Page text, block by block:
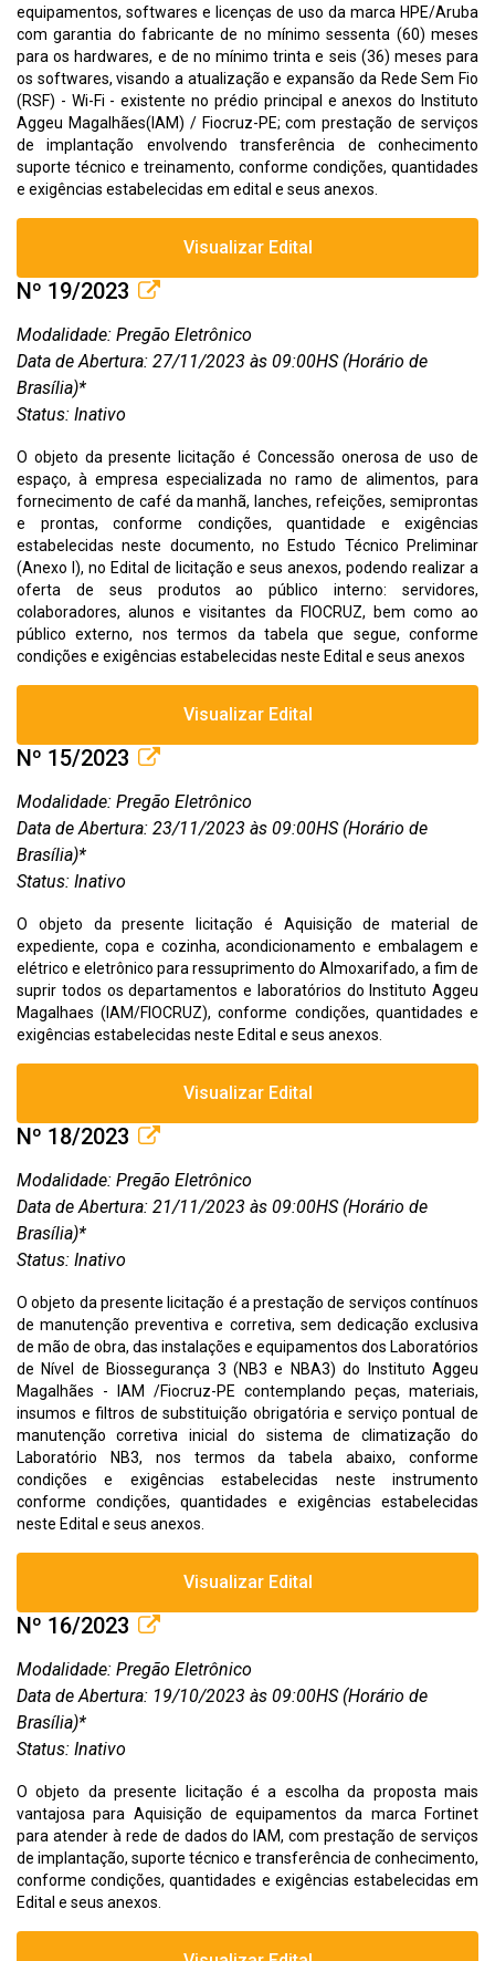
equipamentos, softwares e licenças de uso da marca HPE/Aruba
com garantia do fabricante de no mínimo sessenta (60) meses
para os hardwares, e de no mínimo trinta e seis (36) meses para
os softwares, visando a atualização e expansão da Rede Sem Fio
(RSF) - Wi-Fi - existente no prédio principal e anexos do Instituto
Aggeu Magalhães(IAM) / Fiocruz-PE; com prestação de serviços
de implantação envolvendo transferência de conhecimento
suporte técnico e treinamento, conforme condições, quantidades
e exigências estabelecidas em edital e seus anexos.
Visualizar Edital
Nº 19/2023
Modalidade: Pregão Eletrônico
Data de Abertura: 27/11/2023 às 09:00HS (Horário de
Brasília)*
Status: Inativo
O objeto da presente licitação é Concessão onerosa de uso de
espaço, à empresa especializada no ramo de alimentos, para
fornecimento de café da manhã, lanches, refeições, semiprontas
e prontas, conforme condições, quantidade e exigências
estabelecidas neste documento, no Estudo Técnico Preliminar
(Anexo I), no Edital de licitação e seus anexos, podendo realizar a
oferta de seus produtos ao público interno: servidores,
colaboradores, alunos e visitantes da FIOCRUZ, bem como ao
público externo, nos termos da tabela que segue, conforme
condições e exigências estabelecidas neste Edital e seus anexos
Visualizar Edital
Nº 15/2023
Modalidade: Pregão Eletrônico
Data de Abertura: 23/11/2023 às 09:00HS (Horário de
Brasília)*
Status: Inativo
O objeto da presente licitação é Aquisição de material de
expediente, copa e cozinha, acondicionamento e embalagem e
elétrico e eletrônico para ressuprimento do Almoxarifado, a fim de
suprir todos os departamentos e laboratórios do Instituto Aggeu
Magalhaes (IAM/FIOCRUZ), conforme condições, quantidades e
exigências estabelecidas neste Edital e seus anexos.
Visualizar Edital
Nº 18/2023
Modalidade: Pregão Eletrônico
Data de Abertura: 21/11/2023 às 09:00HS (Horário de
Brasília)*
Status: Inativo
O objeto da presente licitação é a prestação de serviços contínuos
de manutenção preventiva e corretiva, sem dedicação exclusiva
de mão de obra, das instalações e equipamentos dos Laboratórios
de Nível de Biossegurança 3 (NB3 e NBA3) do Instituto Aggeu
Magalhães - IAM /Fiocruz-PE contemplando peças, materiais,
insumos e filtros de substituição obrigatória e serviço pontual de
manutenção corretiva inicial do sistema de climatização do
Laboratório NB3, nos termos da tabela abaixo, conforme
condições e exigências estabelecidas neste instrumento
conforme condições, quantidades e exigências estabelecidas
neste Edital e seus anexos.
Visualizar Edital
Nº 16/2023
Modalidade: Pregão Eletrônico
Data de Abertura: 19/10/2023 às 09:00HS (Horário de
Brasília)*
Status: Inativo
O objeto da presente licitação é a escolha da proposta mais
vantajosa para Aquisição de equipamentos da marca Fortinet
para atender à rede de dados do IAM, com prestação de serviços
de implantação, suporte técnico e transferência de conhecimento,
conforme condições, quantidades e exigências estabelecidas em
Edital e seus anexos.